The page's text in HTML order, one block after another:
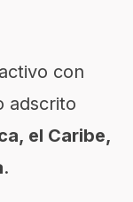
con
adscrito
el Caribe,
.